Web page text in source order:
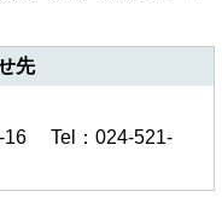
先
16 Tel：024-521-